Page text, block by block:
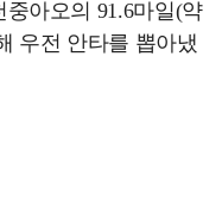
아오의 91.6마일(약
우전 안타를 뽑아냈